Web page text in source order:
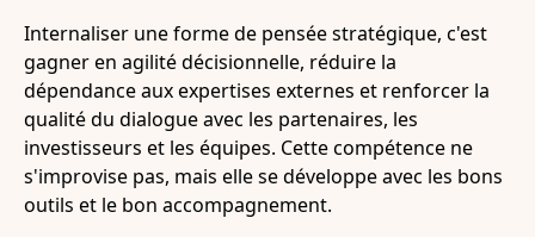
Internaliser une forme de pensée stratégique, c'est
gagner en agilité décisionnelle, réduire la
dépendance aux expertises externes et renforcer la
qualité du dialogue avec les partenaires, les
investisseurs et les équipes. Cette compétence ne
s'improvise pas, mais elle se développe avec les bons
outils et le bon accompagnement.